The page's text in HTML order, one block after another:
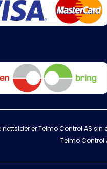
er Telmo Control AS
Telmo Control